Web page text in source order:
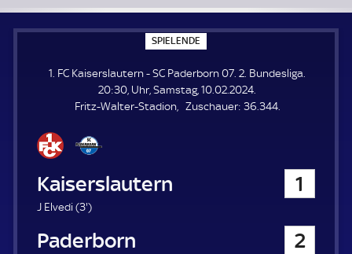
SPIELENDE
P
E
L
E
N
1. FC Kaiserslautern - SC Paderborn 07. 2. Bundesliga.
20:30, Uhr, Samstag, 10.02.2024.
Fritz-Walter-Stadion
Zuschauer: Z
36.344.
1. FC Kaiserslautern 1
J Elvedi (3'3
m
)
SC Paderborn 07 2